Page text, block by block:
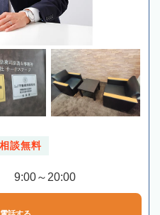
談無料
9:00～20:00